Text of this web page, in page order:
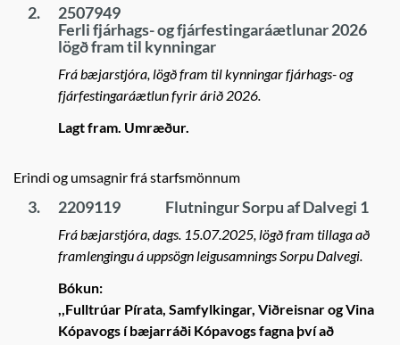
2.
2507949
Ferli fjárhags- og fjárfestingaráætlunar 2026
lögð fram til kynningar
Frá bæjarstjóra, lögð fram til kynningar fjárhags- og
fjárfestingaráætlun fyrir árið 2026.
Lagt fram. Umræður.
Erindi og umsagnir frá starfsmönnum
3. 2209119 Flutningur Sorpu af Dalvegi 1
Frá bæjarstjóra, dags. 15.07.2025, lögð fram tillaga að
framlengingu á uppsögn leigusamnings Sorpu Dalvegi.
Bókun:
,,Fulltrúar Pírata, Samfylkingar, Viðreisnar og Vina
Kópavogs í bæjarráði Kópavogs fagna því að